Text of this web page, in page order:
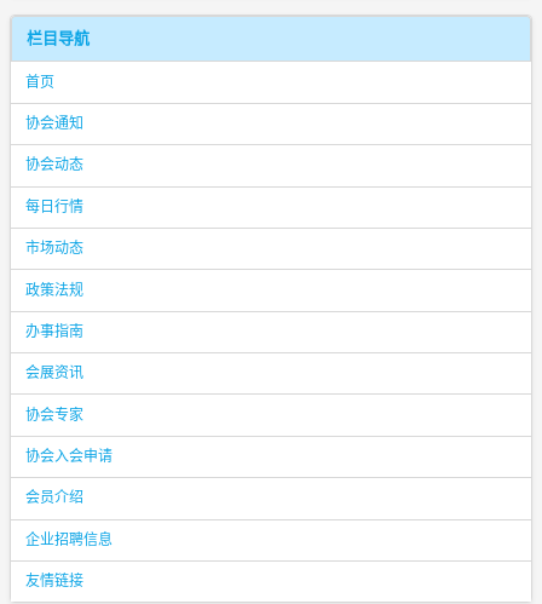
栏目导航
首页
协会通知
协会动态
每日行情
市场动态
政策法规
办事指南
会展资讯
协会专家
协会入会申请
会员介绍
企业招聘信息
友情链接